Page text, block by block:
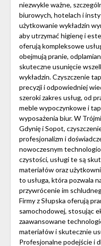
niezwykle ważne,
biurowych, hotelach i
użytkowanie wykładzin
aby utrzymać higienę i
oferują kompleksowe
obejmują pranie,
skuteczne usunięcie
wykładzin. Czyszczenie
precyzji i odpowiedniej
szeroki zakres usług, od
meble wypoczynkowe i
wyposażenia biur. W
Gdynię i Sopot,
profesjonalizm i
nowoczesnym
czystości, usługi te są
materiałów oraz
to usługa, która pozwala
przywrócenie im
Firmy z Słupska oferują
samochodowej, stosując
zaawansowane
materiałów i skutecznie
Profesjonalne podejście i